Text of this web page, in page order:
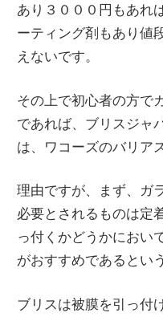
あり３０００円もあれ
ーティング剤もあり値
えないです。
その上で初心者の方で
であれば、ブリスジャ
は、ワコーズのバリア
理由ですが、まず、ガ
必要とされるものは定
っ付くかどうかにおい
がおすすめであるとい
ブリスは被膜を引っ付